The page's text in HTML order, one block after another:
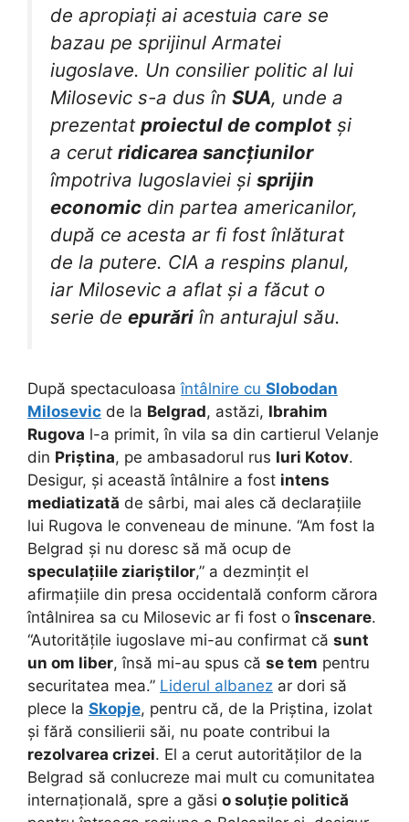
de apropiați ai acestuia care se
bazau pe sprijinul Armatei
iugoslave. Un consilier politic al lui
Milosevic s-a dus în SUA, unde a
prezentat proiectul de complot și
a cerut ridicarea sancțiunilor
împotriva Iugoslaviei și sprijin
economic din partea americanilor,
după ce acesta ar fi fost înlăturat
de la putere. CIA a respins planul,
iar Milosevic a aflat și a făcut o
serie de epurări în anturajul său.
După spectaculoasaîntâlnire cu Slobodan
Milosevic de la Belgrad, astăzi, Ibrahim
Rugova l-a primit, în vila sa din cartierul Velanje
din Priștina, pe ambasadorul rus Iuri Kotov.
Desigur, și această întâlnire a fost intens
mediatizată de sârbi, mai ales că declarațiile
lui Rugova le conveneau de minune. “Am fost la
Belgrad și nu doresc să mă ocup de
speculațiile ziariștilor,” a dezmințit el
afirmațiile din presa occidentală conform cărora
întâlnirea sa cu Milosevic ar fi fost oînscenare.
“Autoritățile iugoslave mi-au confirmat că sunt
un om liber, însă mi-au spus că se tem pentru
securitatea mea.” Liderul albanez ar dori să
plece la Skopje, pentru că, de la Priștina, izolat
și fără consilierii săi, nu poate contribui la
rezolvarea crizei. El a cerut autorităților de la
Belgrad să conlucreze mai mult cu comunitatea
internațională, spre a găsi o soluție politică